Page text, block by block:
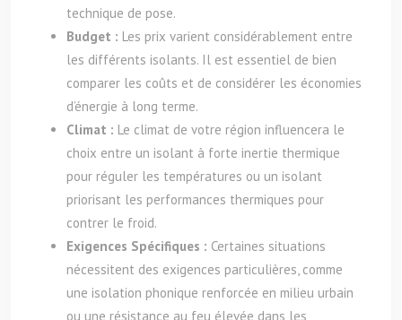
technique de pose.
Budget : Les prix varient considérablement entre
les différents isolants. Il est essentiel de bien
comparer les coûts et de considérer les économies
d’énergie à long terme.
Climat : Le climat de votre région influencera le
choix entre un isolant à forte inertie thermique
pour réguler les températures ou un isolant
priorisant les performances thermiques pour
contrer le froid.
Exigences Spécifiques : Certaines situations
nécessitent des exigences particulières, comme
une isolation phonique renforcée en milieu urbain
ou une résistance au feu élevée dans les